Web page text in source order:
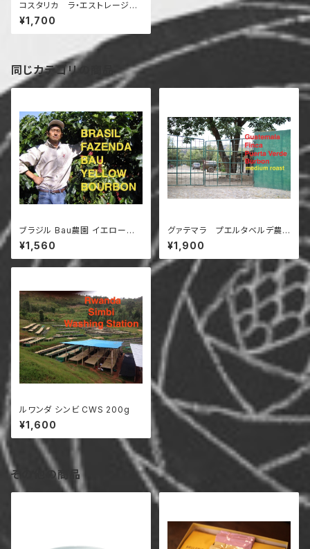
コスタリカ ラ・エストレージャ
農園 200g
¥1,700
同じカテゴリの商品
ブラジル Bau農園 イエローブ
ルボン 200g
¥1,560
グァテマラ プエルタベルデ農
園 200g
¥1,900
ルワンダ シンビ CWS 200g
¥1,600
その他の商品